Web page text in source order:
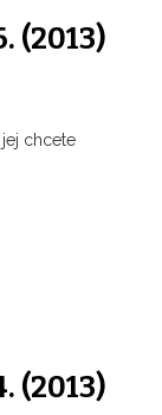
(2013)
chcete
(2013)